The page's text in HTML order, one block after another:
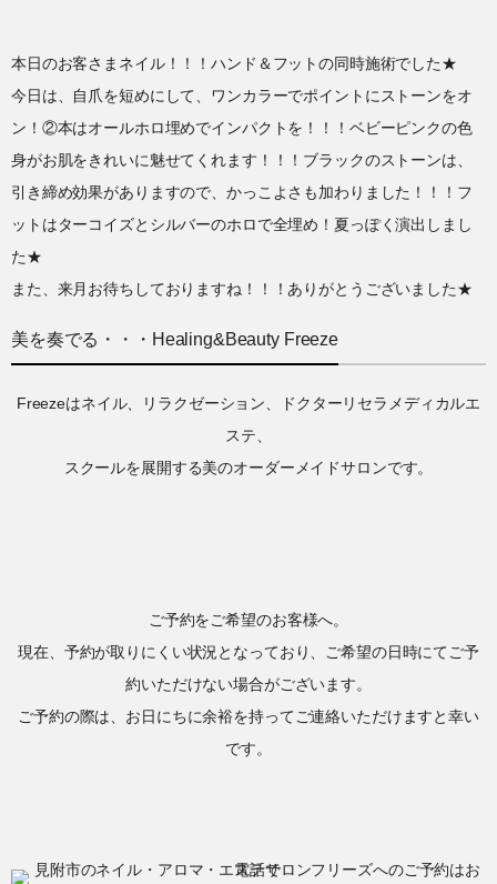
本日のお客さまネイル！！！ハンド＆フットの同時施術でした★
今日は、自爪を短めにして、ワンカラーでポイントにストーンをオ
ン！②本はオールホロ埋めでインパクトを！！！ベビーピンクの色
身がお肌をきれいに魅せてくれます！！！ブラックのストーンは、
引き締め効果がありますので、かっこよさも加わりました！！！フ
ットはターコイズとシルバーのホロで全埋め！夏っぽく演出しまし
た★
また、来月お待ちしておりますね！！！ありがとうございました★
美を奏でる・・・Healing&Beauty Freeze
Freezeはネイル、リラクゼーション、ドクターリセラメディカルエ
ステ、
スクールを展開する美のオーダーメイドサロンです。
ご予約をご希望のお客様へ。
現在、予約が取りにくい状況となっており、ご希望の日時にてご予
約いただけない場合がございます。
ご予約の際は、お日にちに余裕を持ってご連絡いただけますと幸い
です。